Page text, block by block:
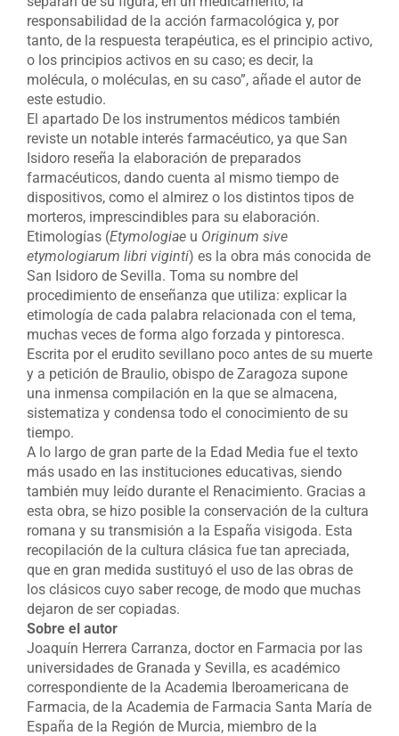
responsabilidad de la acción farmacológica y, por
tanto, de la respuesta terapéutica, es el principio activo,
o los principios activos en su caso; es decir, la
molécula, o moléculas, en su caso”, añade el autor de
este estudio.
El apartado De los instrumentos médicos también
reviste un notable interés farmacéutico, ya que San
Isidoro reseña la elaboración de preparados
farmacéuticos, dando cuenta al mismo tiempo de
dispositivos, como el almirez o los distintos tipos de
morteros, imprescindibles para su elaboración.
Etimologías (Etymologiae u Originum sive
etymologiarum libri viginti) es la obra más conocida de
San Isidoro de Sevilla. Toma su nombre del
procedimiento de enseñanza que utiliza: explicar la
etimología de cada palabra relacionada con el tema,
muchas veces de forma algo forzada y pintoresca.
Escrita por el erudito sevillano poco antes de su muerte
y a petición de Braulio, obispo de Zaragoza supone
una inmensa compilación en la que se almacena,
sistematiza y condensa todo el conocimiento de su
tiempo.
A lo largo de gran parte de la Edad Media fue el texto
más usado en las instituciones educativas, siendo
también muy leído durante el Renacimiento. Gracias a
esta obra, se hizo posible la conservación de la cultura
romana y su transmisión a la España visigoda. Esta
recopilación de la cultura clásica fue tan apreciada,
que en gran medida sustituyó el uso de las obras de
los clásicos cuyo saber recoge, de modo que muchas
dejaron de ser copiadas.
Sobre el autor
Joaquín Herrera Carranza, doctor en Farmacia por las
universidades de Granada y Sevilla, es académico
correspondiente de la Academia Iberoamericana de
Farmacia, de la Academia de Farmacia Santa María de
España de la Región de Murcia, miembro de la